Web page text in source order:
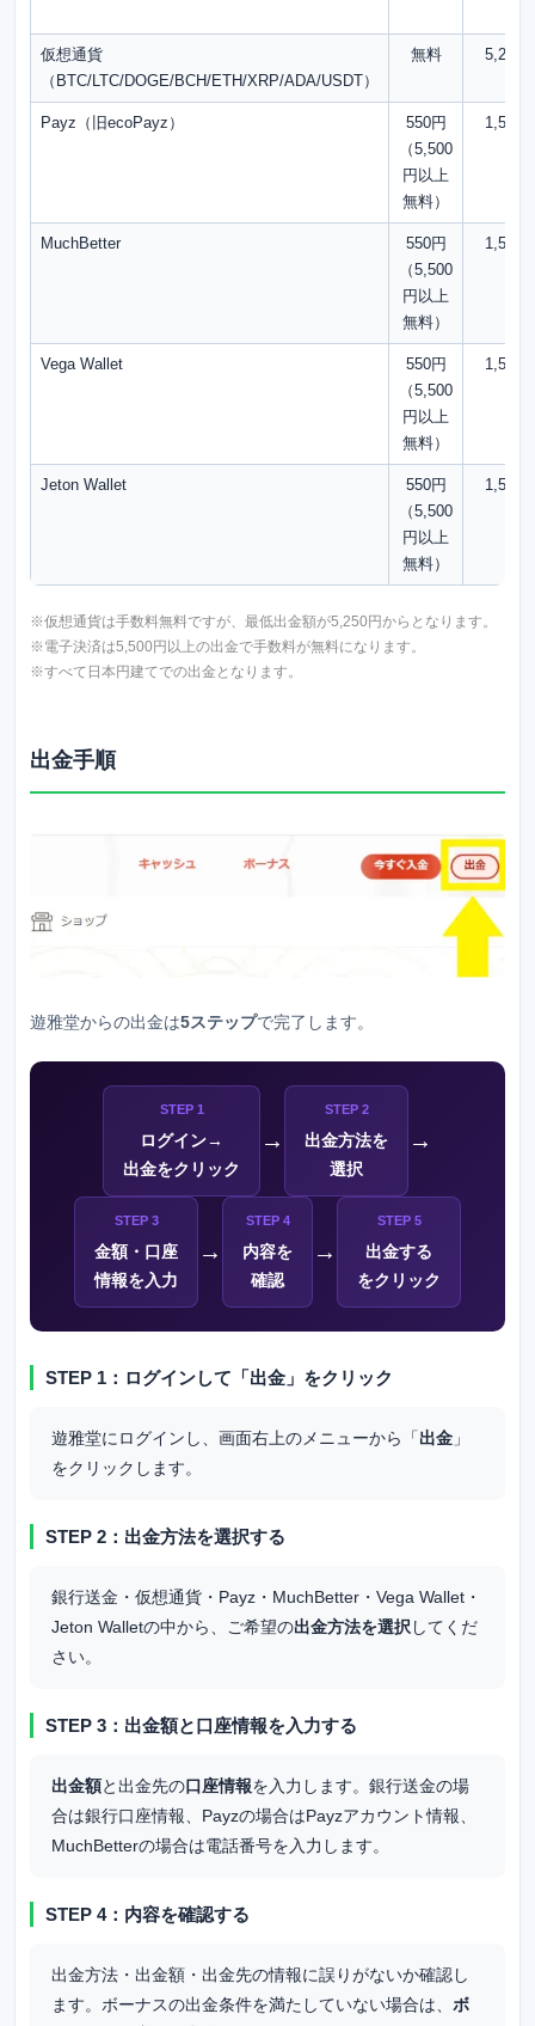
仮想通貨
（BTC/LTC/DOGE/BCH/ETH/XRP/ADA/USDT）
無料 5,250
Payz（旧ecoPayz）
550円
（5,500
円以上
無料）
1,500
MuchBetter
550円
（5,500
円以上
無料）
1,500
Vega Wallet
550円
（5,500
円以上
無料）
1,500
Jeton Wallet
550円
（5,500
円以上
無料）
1,500
※仮想通貨は手数料無料ですが、最低出金額が5,250円からとなります。
※電子決済は5,500円以上の出金で手数料が無料になります。
※すべて日本円建てでの出金となります。
出金手順
遊雅堂からの出金は5ステップで完了します。
STEP 1
ログイン→
出金をクリック
→
STEP 2
出金方法を
選択
→
STEP 3
金額・口座
情報を入力
→
STEP 4
内容を
確認
→
STEP 5
出金する
をクリック
STEP 1：ログインして「出金」をクリック
遊雅堂にログインし、画面右上のメニューから「出金 」
をクリックします。
STEP 2：出金方法を選択する
銀行送金・仮想通貨・Payz・MuchBetter・Vega Wallet・
Jeton Walletの中から、ご希望の出金方法を選択 してくだ
さい。
STEP 3：出金額と口座情報を入力する
出金額と出金先の口座情報を入力します。銀行送金の場
合は銀行口座情報、Payzの場合はPayzアカウント情報、
MuchBetterの場合は電話番号を入力します。
STEP 4：内容を確認する
出金方法・出金額・出金先の情報に誤りがないか確認し
ます。ボーナスの出金条件を満たしていない場合は、 ボ